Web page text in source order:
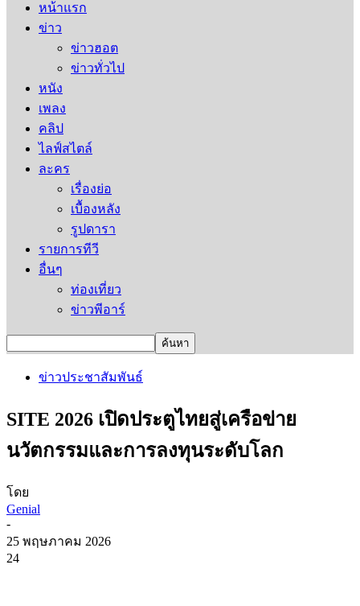
หน้าแรก
ข่าว
ข่าวฮอต
ข่าวทั่วไป
หนัง
เพลง
คลิป
ไลฟ์สไตล์
ละคร
เรื่องย่อ
เบื้องหลัง
รูปดารา
รายการทีวี
อื่นๆ
ท่องเที่ยว
ข่าวพีอาร์
ข่าวประชาสัมพันธ์
SITE 2026 เปิดประตูไทยสู่เครือข่าย
นวัตกรรมและการลงทุนระดับโลก
โดย
Genial
-
25 พฤษภาคม 2026
24